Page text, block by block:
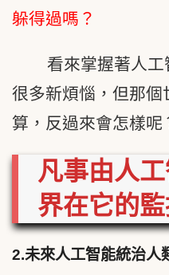
躲得過嗎？
看來掌握著人
很多新煩惱，但那個
算，反過來會怎樣呢
凡事由人
界在它的監
2.未來人工智能統治人